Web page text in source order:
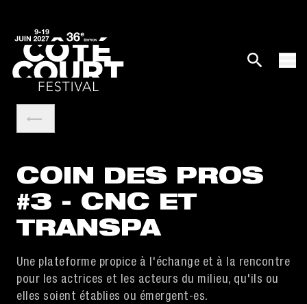
COIN DES PROS
#3 - CNC ET
TRANSPA
Une plateforme propice à l'échange et à la rencontre
pour les actrices et les acteurs du milieu, qu'ils ou
elles soient établies ou émergent-es.